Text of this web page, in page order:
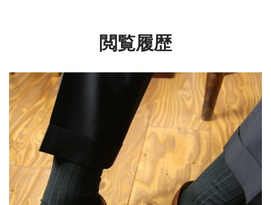
閲覧履歴